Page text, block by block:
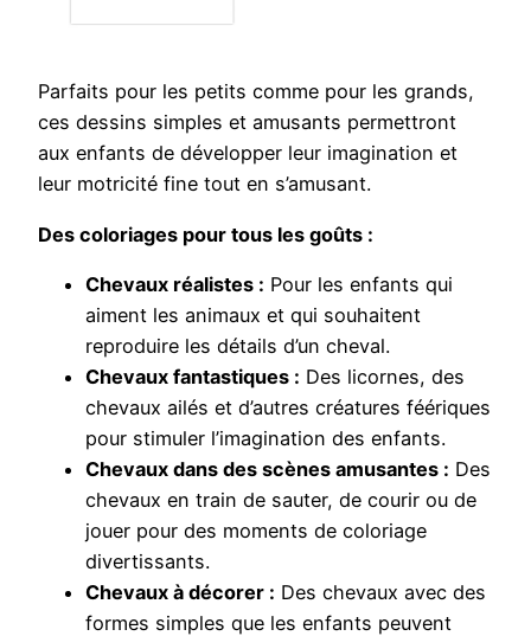
Parfaits pour les petits comme pour les grands,
ces dessins simples et amusants permettront
aux enfants de développer leur imagination et
leur motricité fine tout en s’amusant.
Des coloriages pour tous les goûts :
Chevaux réalistes : Pour les enfants qui
aiment les animaux et qui souhaitent
reproduire les détails d’un cheval.
Chevaux fantastiques : Des licornes, des
chevaux ailés et d’autres créatures féériques
pour stimuler l’imagination des enfants.
Chevaux dans des scènes amusantes : Des
chevaux en train de sauter, de courir ou de
jouer pour des moments de coloriage
divertissants.
Chevaux à décorer : Des chevaux avec des
formes simples que les enfants peuvent